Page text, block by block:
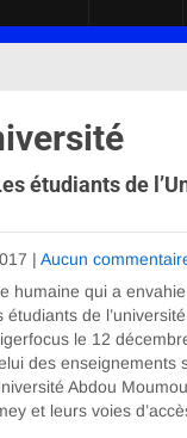
étudiants de
| Aucun
humaine qui a
étudiants de
le 12
des
Abdou
et leurs voies